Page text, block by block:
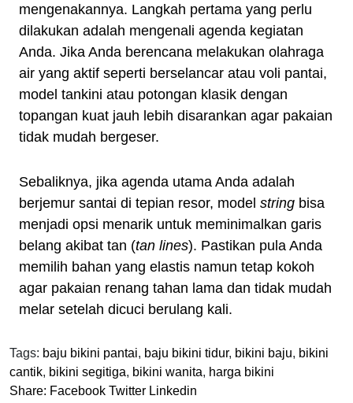
mengenakannya. Langkah pertama yang perlu
dilakukan adalah mengenali agenda kegiatan
Anda. Jika Anda berencana melakukan olahraga
air yang aktif seperti berselancar atau voli pantai,
model tankini atau potongan klasik dengan
topangan kuat jauh lebih disarankan agar pakaian
tidak mudah bergeser.
Sebaliknya, jika agenda utama Anda adalah
berjemur santai di tepian resor, model string bisa
menjadi opsi menarik untuk meminimalkan garis
belang akibat tan (tan lines). Pastikan pula Anda
memilih bahan yang elastis namun tetap kokoh
agar pakaian renang tahan lama dan tidak mudah
melar setelah dicuci berulang kali.
Tags: baju bikini pantai, baju bikini tidur, bikini baju, bikini
cantik, bikini segitiga, bikini wanita, harga bikini
Share: Facebook Twitter Linkedin